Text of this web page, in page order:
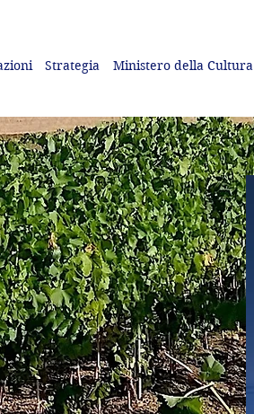
Strategia Ministero della Cultura
del vino